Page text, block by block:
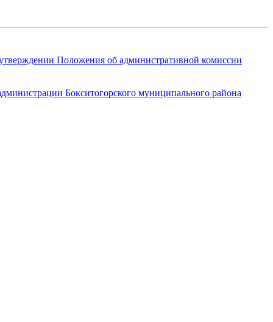
Положения об административной комиссии
Бокситогорского муниципального района